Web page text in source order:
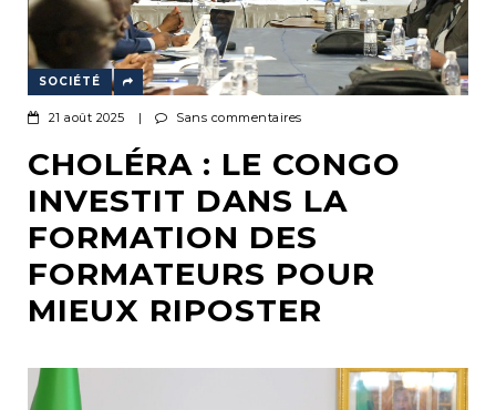
SOCIÉTÉ
21 août 2025 | Sans commentaires
CHOLÉRA : LE CONGO
INVESTIT DANS LA
FORMATION DES
FORMATEURS POUR
MIEUX RIPOSTER